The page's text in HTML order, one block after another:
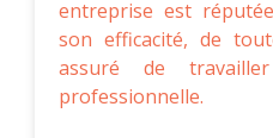
entreprise est
son efficacité, de
assuré de
professionnelle.